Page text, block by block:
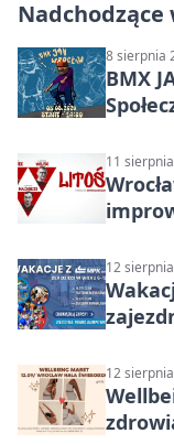
8 sierpnia
BMX
11
12
12